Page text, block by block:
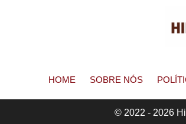
HOME SOBRE NÓS
© 2022 - 2026